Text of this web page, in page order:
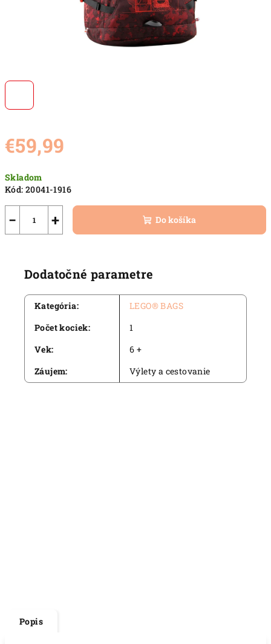
€59,99
cena:
Skladom
Kód: 20041-1916
+
− Do košíka
Dodatočné parametre
Kategória:
LEGO® BAGS
Počet kociek:
1
Vek:
6 +
Záujem: Výlety a cestovanie
Popis